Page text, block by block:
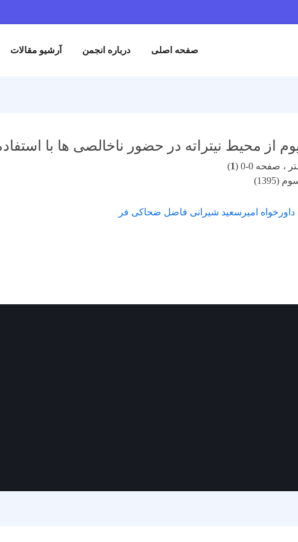
صفحه اصلی درباره انجمن آرشیو مقالات
از محیط نیتراته در حضور ناخالصی ها با
صفحه 0-0 ( 1
)
امیرسعید شیرانی فاضل ضحاکی فر